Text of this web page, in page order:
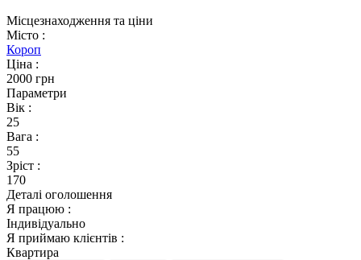
Місцезнаходження та ціни
Місто :
Короп
Ціна :
2000 грн
Параметри
Вік :
25
Вага :
55
Зріст :
170
Деталі оголошення
Я працюю :
Індивідуально
Я приймаю клієнтів :
Квартира